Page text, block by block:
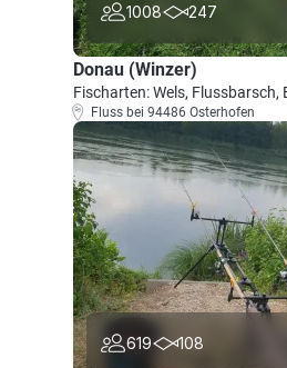
1008 247
Donau (Winzer)
Fischarten: Wels, Flussbarsch,
Fluss bei 94486 Osterhofen
619 108